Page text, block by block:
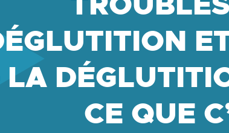
LA
CE QUE